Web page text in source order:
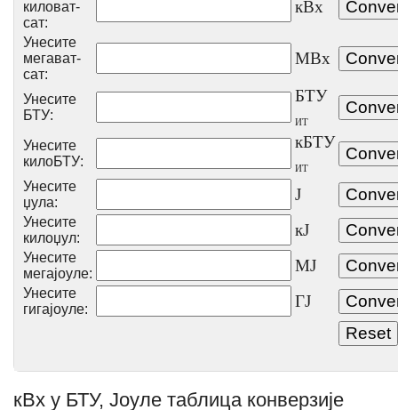
киловат-
сат:
кВх
Унесите
мегават-
сат:
МВх
Унесите
БТУ:
БТУ
ИТ
Унесите
килоБТУ:
кБТУ
ИТ
Унесите
џула:
Ј
Унесите
килоџул:
кЈ
Унесите
мегајоуле:
МЈ
Унесите
гигајоуле:
ГЈ
кВх у БТУ, Јоуле таблица конверзије